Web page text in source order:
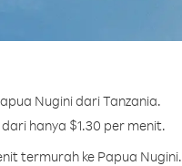
Nugini dari Tanzania.
hanya $1.30 per menit.
termurah ke Papua Nugini.